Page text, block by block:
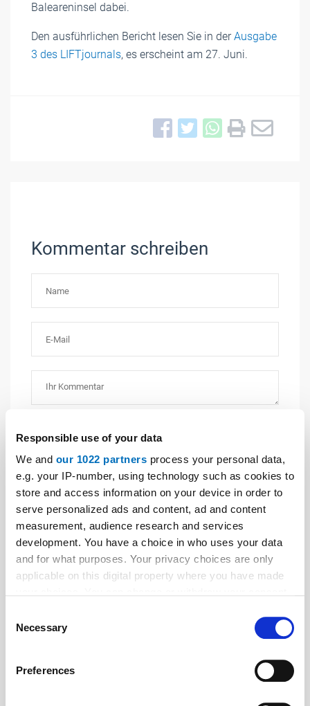
Responsible use of your data
We and our 1022 partners process your personal data,
e.g. your IP-number, using technology such as cookies to
store and access information on your device in order to
serve personalized ads and content, ad and content
measurement, audience research and services
development. You have a choice in who uses your data
and for what purposes. Your privacy choices are only
applicable on this digital property where you have made
the Privacy trigger icon.
Collect information about your geographical location
Selection
Necessary
Preferences
Baleareninsel dabei.
Den ausführlichen Bericht lesen Sie in derAusgabe
3 des LIFTjournals, es erscheint am 27. Juni.
Kommentar schreiben
Absenden